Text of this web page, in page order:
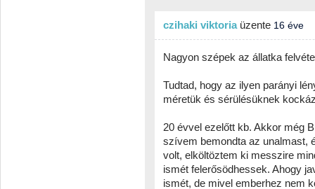
czihaki viktoriaüzente 16 éve
Nagyon szépek az állatka
Tudtad, hogy az ilyen parányi
méretük és sérülésüknek
20 évvel ezelőtt kb. Akkor még
szívem bemondta az unalmast,
volt, elköltöztem ki messzire
ismét felerősödhessek. Ahogy
ismét, de mivel emberhez nem